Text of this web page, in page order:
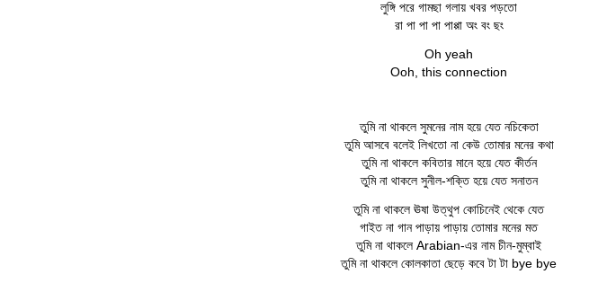
লুঙ্গি পরে গামছা গলায় খবর পড়তো
রা পা পা পা পাপ্পা অং বং ছং
Oh yeah
Ooh, this connection
তুমি না থাকলে সুমনের নাম হয়ে যেত নচিকেতা
তুমি আসবে বলেই লিখতো না কেউ তোমার মনের কথা
তুমি না থাকলে কবিতার মানে হয়ে যেত কীর্তন
তুমি না থাকলে সুনীল-শক্তি হয়ে যেত সনাতন
তুমি না থাকলে ঊষা উত্থুপ কোচিনেই থেকে যেত
গাইত না গান পাড়ায় পাড়ায় তোমার মনের মত
তুমি না থাকলে Arabian-এর নাম চীন-মুম্বাই
তুমি না থাকলে কোলকাতা ছেড়ে কবে টা টা bye bye